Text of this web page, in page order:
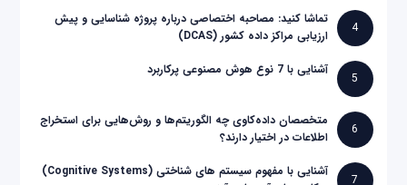
4
تماشا کنید: مصاحبه اختصاصی درباره پروژه شناسایی و پیش
ارزیابی مراکز داده کشور (DCAS)
5
آشنایی با 7 نوع هوش مصنوعی پرکاربرد
6
متخصصان داده‌کاوی چه الگوریتم‌ها و روش‌هایی برای استخراج
اطلاعات در اختیار دارند؟
7
آشنایی با مفهوم سیستم های شناختی (Cognitive Systems)